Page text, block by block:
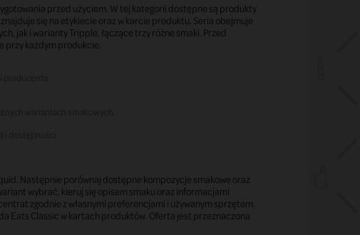
przed użyciem. W tej kategorii dostępne są produkty
się na etykiecie oraz w karcie produktu. Seria obejmuje
jak i warianty Tripple, łączące trzy różne smaki. Przed
przy każdym produkcie.
Następnie porównaj dostępne kompozycje smakowe oraz
wybrać, kieruj się opisem smaku oraz informacjami
zgodnie z własnymi preferencjami i używanym sprzętem.
Eats Classic w kartach produktów. Oferta jest przeznaczona